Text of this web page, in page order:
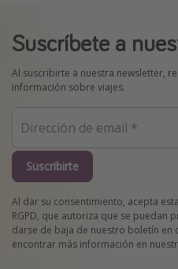
Suscríbete a
Al suscribirte a nuestra newsletter,
información sobre viajes.
Suscribirte
Al dar su consentimiento, acepta
RGPD, que autoriza que se puedan
darse de baja de nuestro boletín en
encontrar más información en